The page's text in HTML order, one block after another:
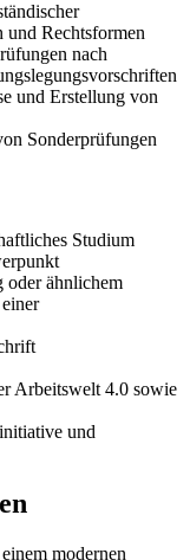
und Rechtsformen
nach
und Erstellung von
Sonderprüfungen
Studium
oder ähnlichem
Arbeitswelt 4.0 sowie
und
modernen